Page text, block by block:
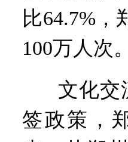
比64.7%
100万人次。
文化交
签政策，